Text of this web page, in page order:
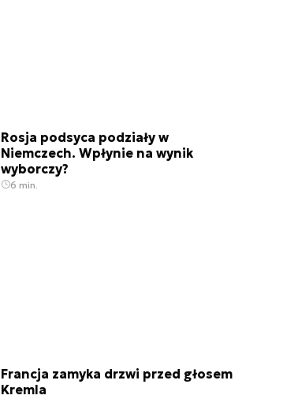
Rosja podsyca podziały w
Niemczech. Wpłynie na wynik
wyborczy?
6 min.
Francja zamyka drzwi przed głosem
Kremla